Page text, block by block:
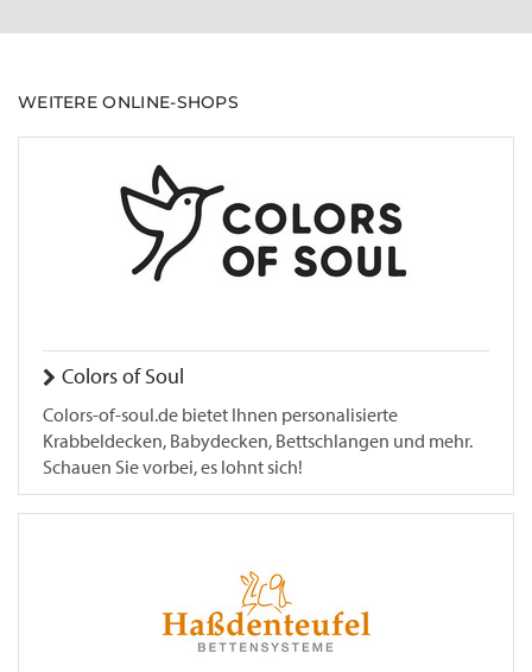
WEITERE ONLINE-SHOPS
Colors of Soul
Colors-of-soul.de bietet Ihnen personalisierte
Krabbeldecken, Babydecken, Bettschlangen und mehr.
Schauen Sie vorbei, es lohnt sich!